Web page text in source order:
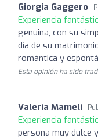
Giorgia Gaggero
Experiencia
genuina, con su
día de su
romántica y
Esta opinión ha sido
Valeria Mameli
Experiencia
persona muy dulce